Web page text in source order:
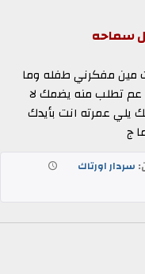
سماحه
مين مفكرني طفله وما
عم تطلب منه يضمك لا
يلي عمرته انت بأيدك
ج
سردار اورتاك